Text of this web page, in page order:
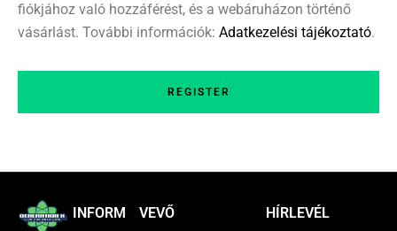
fiókjához való hozzáférést, és a webáruházon történő
vásárlást. További információk: Adatkezelési tájékoztató.
REGISTER
INFORM
VEVŐ HÍRLEVÉL